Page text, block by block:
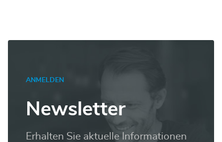
ANMELDEN
Newsletter
Erhalten Sie aktuelle Informationen